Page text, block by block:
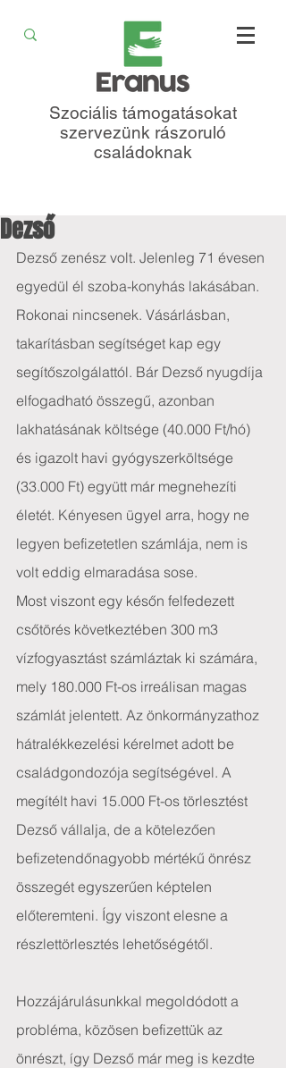
Szociális támogatásokat
szervezünk rászoruló
családoknak
Dezső
Dezső zenész volt. Jelenleg 71 évesen
egyedül él szoba-konyhás lakásában.
Rokonai nincsenek. Vásárlásban,
takarításban segítséget kap egy
segítőszolgálattól. Bár Dezső nyugdíja
elfogadható összegű, azonban
lakhatásának költsége (40.000 Ft/hó)
és igazolt havi gyógyszerköltsége
(33.000 Ft) együtt már megnehezíti
életét. Kényesen ügyel arra, hogy ne
legyen befizetetlen számlája, nem is
volt eddig elmaradása sose.
Most viszont egy későn felfedezett
csőtörés következtében 300 m3
vízfogyasztást számláztak ki számára,
mely 180.000 Ft-os irreálisan magas
számlát jelentett. Az önkormányzathoz
hátralékkezelési kérelmet adott be
családgondozója segítségével. A
megítélt havi 15.000 Ft-os törlesztést
Dezső vállalja, de a kötelezően
befizetendőnagyobb mértékű önrész
összegét egyszerűen képtelen
előteremteni. Így viszont elesne a
részlettörlesztés lehetőségétől.
Hozzájárulásunkkal megoldódott a
probléma, közösen befizettük az
önrészt, így Dezső már meg is kezdte